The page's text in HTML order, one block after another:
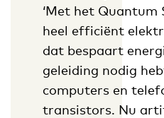
‘Met het
heel efficiënt
dat bespaart
geleiding nodig
computers en
transistors. Nu